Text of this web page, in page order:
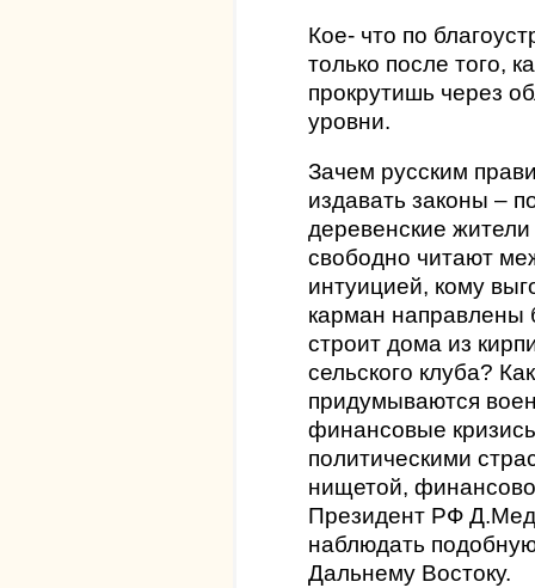
Кое- что по
только после того,
прокрутишь через
уровни.
Зачем русским
издавать законы –
деревенские
свободно читают
интуицией, кому
карман направлены
строит дома из
сельского клуба?
придумываются
финансовые
политическими
нищетой,
Президент РФ
наблюдать
Дальнему Востоку.